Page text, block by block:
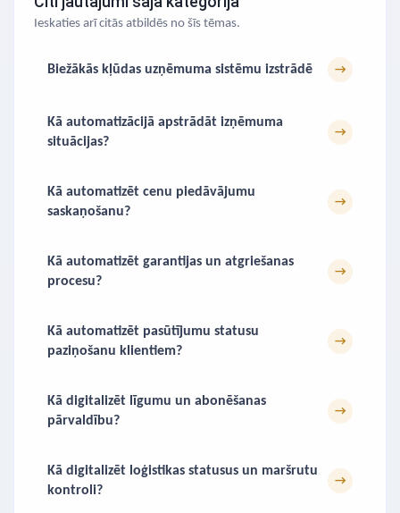
Ieskaties arī citās atbildēs no šīs tēmas.
Biežākās kļūdas uzņēmuma sistēmu izstrādē →
Kā automatizācijā apstrādāt izņēmuma
situācijas?
→
Kā automatizēt cenu piedāvājumu
saskaņošanu?
→
Kā automatizēt garantijas un atgriešanas
procesu?
→
Kā automatizēt pasūtījumu statusu
paziņošanu klientiem?
→
Kā digitalizēt līgumu un abonēšanas
pārvaldību?
→
Kā digitalizēt loģistikas statusus un maršrutu
kontroli?
→